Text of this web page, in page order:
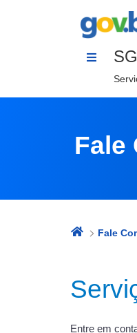
Serviço de
Fale
Fale
Entre em